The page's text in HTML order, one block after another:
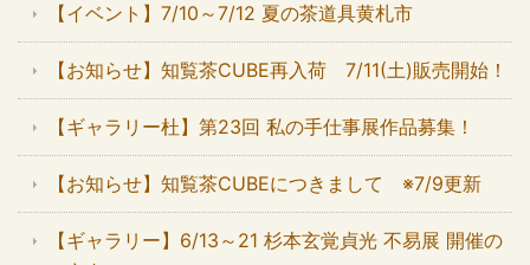
【イベント】7/10～7/12 夏の茶道具黄札市
【お知らせ】知覧茶CUBE再入荷 7/11(土)販売開始！
【ギャラリー杜】第23回 私の手仕事展作品募集！
【お知らせ】知覧茶CUBEにつきまして ※7/9更新
【ギャラリー】6/13～21 杉本玄覚貞光 不易展 開催の